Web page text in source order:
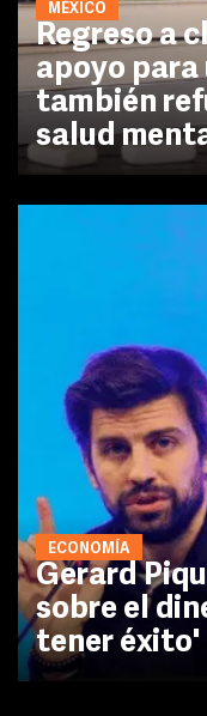
MÉXICO
Regreso a
apoyo
también
salud
ECONOMÍA
Gerard
sobre el
tener éxito'